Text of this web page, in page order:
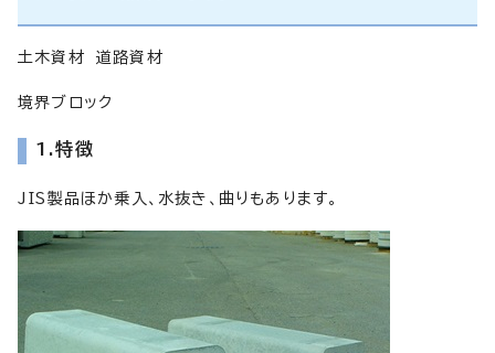
土木資材 道路資材
境界ブロック
1.特徴
JIS製品ほか乗入、水抜き、曲りもあります。